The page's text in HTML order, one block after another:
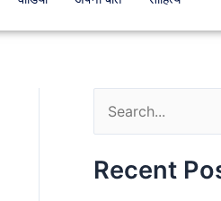
a
Recent